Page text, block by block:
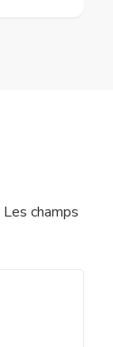
Les champs